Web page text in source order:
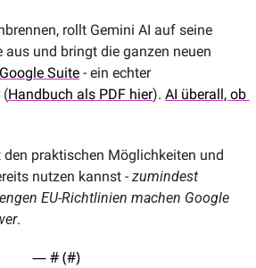
rollt Gemini AI auf seine
aus und bringt die ganzen neuen
Google Suite - ein echter
(Handbuch als PDF hier). AI überall, ob
praktischen Möglichkeiten und
nutzen kannst - zumindest
EU-Richtlinien machen Google
.
— # (#)